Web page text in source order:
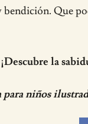
Que
¡Descubre la
niños